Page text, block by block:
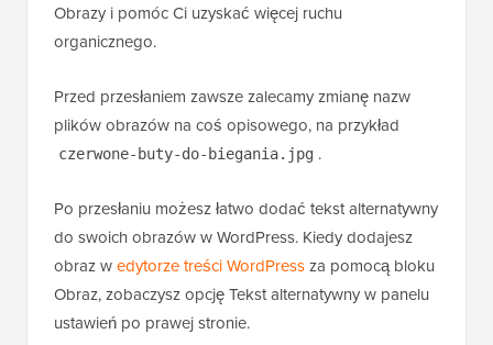
Obrazy i pomóc Ci uzyskać więcej ruchu
organicznego.
Przed przesłaniem zawsze zalecamy zmianę nazw
plików obrazów na coś opisowego, na przykład
czerwone-buty-do-biegania.jpg .
Po przesłaniu możesz łatwo dodać tekst alternatywny
do swoich obrazów w WordPress. Kiedy dodajesz
obraz wedytorze treści WordPressza pomocą bloku
Obraz, zobaczysz opcję Tekst alternatywny w panelu
ustawień po prawej stronie.